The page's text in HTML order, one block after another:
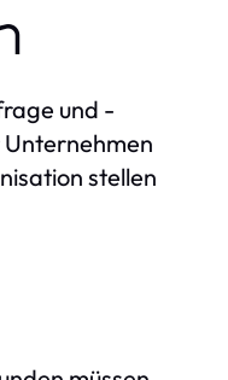
und -
stellen